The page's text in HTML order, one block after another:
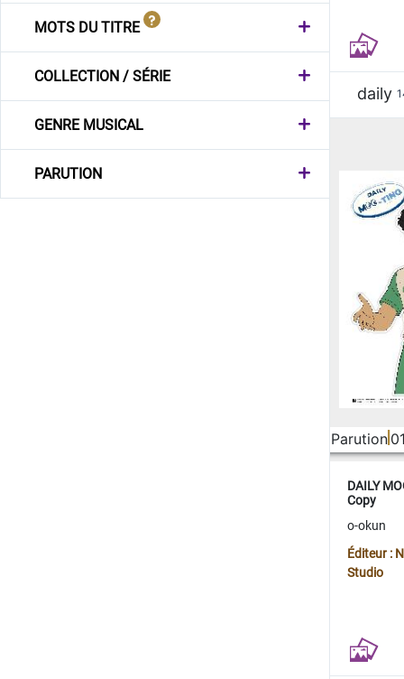
MOTS DU TITRE
COLLECTION / SÉRIE
GENRE MUSICAL
PARUTION
daily
Parution
DAILY
Copy
o-okun
Éditeur :
Studio